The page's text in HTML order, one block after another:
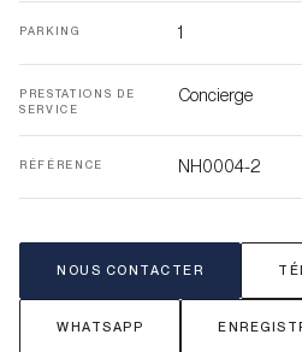
PARKING 1
PRESTATIONS DE
SERVICE
Concierge
RÉFÉRENCE NH0004-2
NOUS CONTACTER
WHATSAPP